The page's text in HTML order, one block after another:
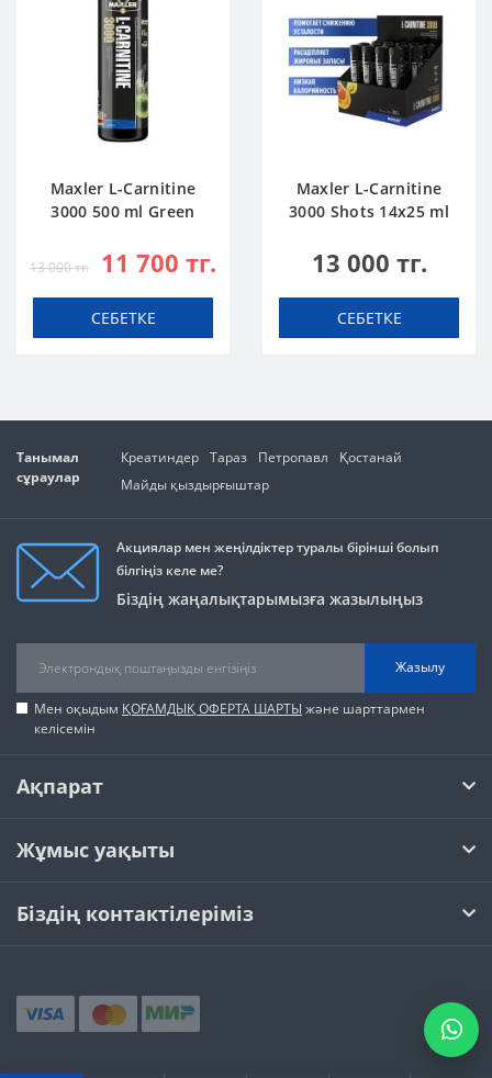
Maxler L-Carnitine
3000 500 ml Green
13 000 тг. 11 700 тг.
СЕБЕТКЕ
Maxler L-Carnitine
3000 Shots 14x25 ml
13 000 тг.
СЕБЕТКЕ
Танымал
сұраулар
Креатиндер Тараз Петропавл
Қостанай
Майды қыздырғыштар
Акциялар мен жеңілдіктер туралы бірінші болып
білгіңіз келе ме?
Біздің жаңалықтарымызға жазылыңыз
Жазылу
Мен оқыдым ҚОҒАМДЫҚ ОФЕРТА ШАРТЫ және шарттармен
келісемін
Ақпарат
Жұмыс уақыты
Біздің контактілеріміз